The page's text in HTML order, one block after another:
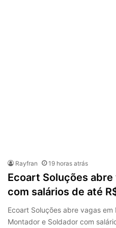
Rayfran 19 horas atrás
Ecoart Soluções abre
com salários de até
Ecoart Soluções abre vagas
Montador e Soldador com